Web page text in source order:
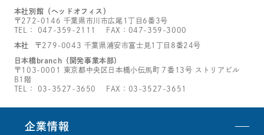
本社別館（ヘッドオフィス）
〒272-0146 千葉県市川市広尾1丁目6番3号
TEL： 047-359-2111 FAX：047-359-3000
本社 〒279-0043 千葉県浦安市富士見1丁目8番24号
日本橋branch（開発事業本部）
〒103-0001 東京都中央区日本橋小伝馬町７番13号 ストリアビル
B1階
TEL： 03-3527-3650 FAX：03-3527-3651
企業情報